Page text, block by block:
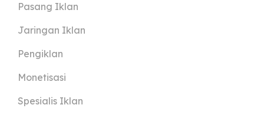
Pasang Iklan
Jaringan Iklan
Pengiklan
Monetisasi
Spesialis Iklan